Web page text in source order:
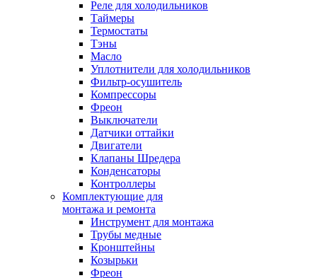
Реле для холодильников
Таймеры
Термостаты
Тэны
Масло
Уплотнители для холодильников
Фильтр-осушитель
Компрессоры
Фреон
Выключатели
Датчики оттайки
Двигатели
Клапаны Шредера
Конденсаторы
Контроллеры
Комплектующие для
монтажа и ремонта
Инструмент для монтажа
Трубы медные
Кронштейны
Козырьки
Фреон